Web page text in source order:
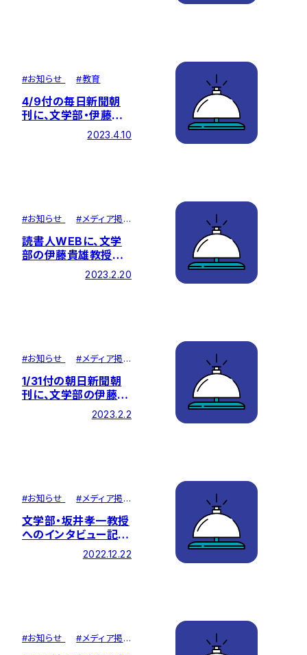
#お知らせ #教育
4/9付の毎日新聞朝
刊に、文学部・伊藤教
授へのインタビュー記
事が掲載されました
2023.4.10
#お知らせ #メディア掲
読書人WEBに、文学
部の伊藤貴雄教授の
対談記事が掲載され
2023.2.20
#お知らせ #メディア掲
1/31付の朝日新聞朝
刊に、文学部の伊藤貴
雄教授へのインタビュ
ー記事が掲載されまし
2023.2.2
#お知らせ #メディア掲
文学部・坂井孝一教授
へのインタビュー記事
が「朝日新聞」「日刊ス
ポーツ」に掲載されま
2022.12.22
#お知らせ #メディア掲